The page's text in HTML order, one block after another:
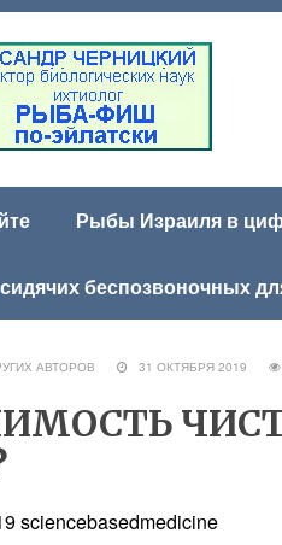
Рыбы Израиля в
беспозвоночных
АВТОРОВ 31 ОКТЯБРЯ 2019
sciencebasedmedicine